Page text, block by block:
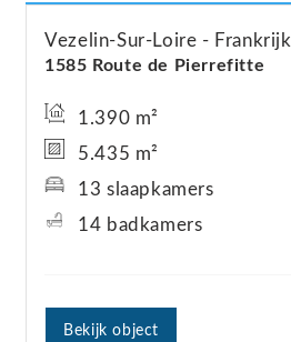
1585 Route de Pierrefitte
Vezelin-Sur-Loire Frankrijk
1.390 m²
5.435 m²
13 slaapkamers
14 badkamers
Bekijk object